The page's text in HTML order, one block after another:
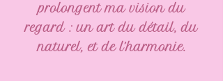
prolongent ma vision du
regard : un art du détail, du
naturel, et de l’harmonie.